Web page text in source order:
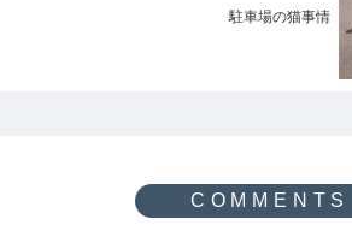
駐車場の猫事情